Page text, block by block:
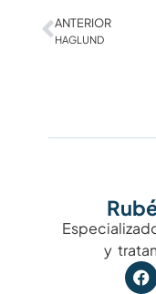
ANTERIOR
HAGLUND
y